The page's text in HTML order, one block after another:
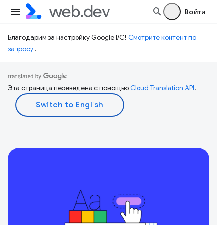
Войти
Благодарим за настройку Google I/O! Смотрите контент по
запросу .
Эта страница переведена с помощьюCloud Translation API.